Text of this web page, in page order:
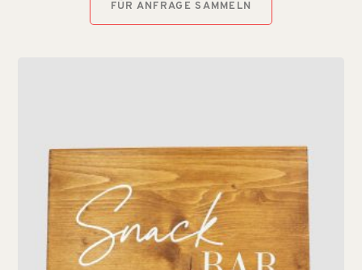
FÜR ANFRAGE SAMMELN